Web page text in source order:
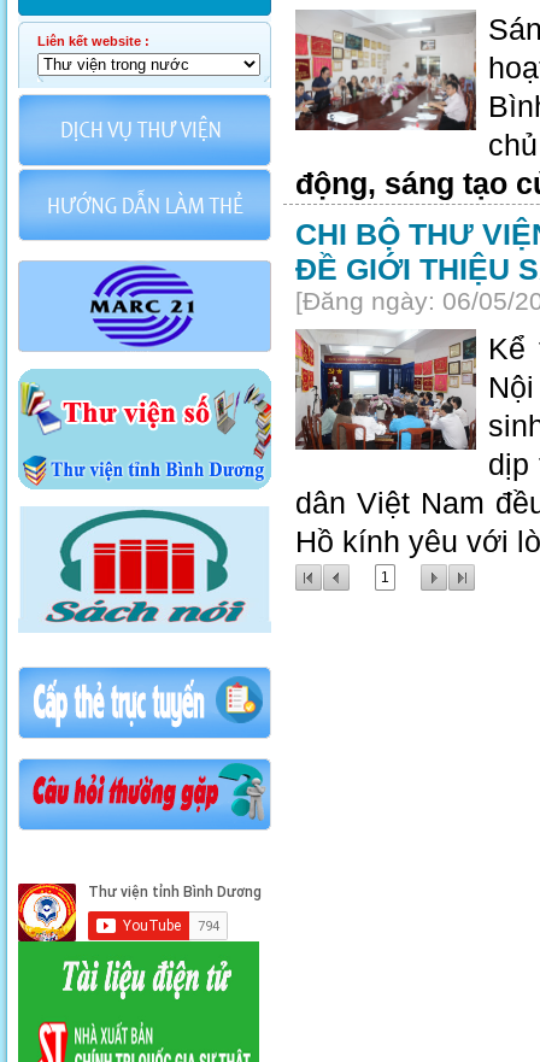
Liên kết website :
động, sáng tạo
CHI BỘ THƯ
ĐỀ GIỚI THIỆU
[Đăng ngày: 06/05/
Kể
dịp
dân Việt Nam
Hồ kính yêu với
1